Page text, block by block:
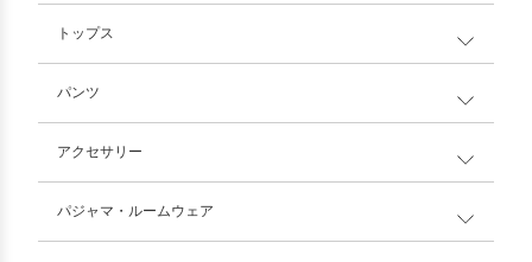
トップス
パンツ
アクセサリー
パジャマ・ルームウェア